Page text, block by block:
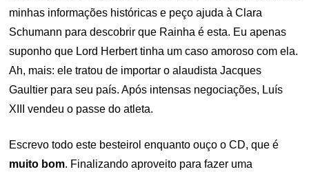
minhas informações históricas e peço ajuda à Clara
Schumann para descobrir que Rainha é esta. Eu apenas
suponho que Lord Herbert tinha um caso amoroso com ela.
Ah, mais: ele tratou de importar o alaudista Jacques
Gaultier para seu país. Após intensas negociações, Luís
XIII vendeu o passe do atleta.
Escrevo todo este besteirol enquanto ouço o CD, que é
muito bom. Finalizando aproveito para fazer uma